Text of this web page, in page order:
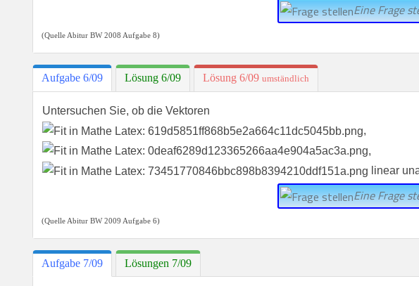
Eine Frage
(Quelle Abitur BW 2008 Aufgabe 8)
Aufgabe 6/09 Lösung 6/09 Lösung 6/09 umständlich
Untersuchen Sie, ob die Vektoren
,
,
linear
Eine Frage
(Quelle Abitur BW 2009 Aufgabe 6)
Aufgabe 7/09 Lösungen 7/09